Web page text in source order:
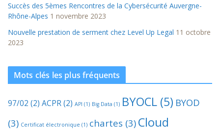
Succès des 5èmes Rencontres de la Cybersécurité Auvergne-
Rhône-Alpes 1 novembre 2023
Nouvelle prestation de serment chez Level Up Legal 11 octobre
2023
Mots clés les plus fréquents
97/02 (2) ACPR(2) API (1) Big Data (1) BYOCL (5) BYOD
(3) Certificat électronique (1) chartes (3) Cloud